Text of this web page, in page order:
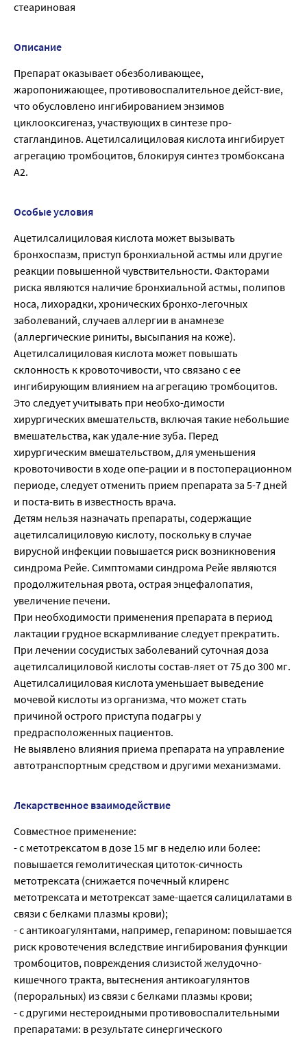
стеариновая
Описание
Препарат оказывает обезболивающее,
жаропонижающее, противовоспалительное дейст-вие,
что обусловлено ингибированием энзимов
циклооксигеназ, участвующих в синтезе про-
стагландинов. Ацетилсалициловая кислота ингибирует
агрегацию тромбоцитов, блокируя синтез тромбоксана
А2.
Особые условия
Ацетилсалициловая кислота может вызывать
бронхоспазм, приступ бронхиальной астмы или другие
реакции повышенной чувствительности. Факторами
риска являются наличие бронхиальной астмы, полипов
носа, лихорадки, хронических бронхо-легочных
заболеваний, случаев аллергии в анамнезе
(аллергические риниты, высыпания на коже).
Ацетилсалициловая кислота может повышать
склонность к кровоточивости, что связано с ее
ингибирующим влиянием на агрегацию тромбоцитов.
Это следует учитывать при необхо-димости
хирургических вмешательств, включая такие небольшие
вмешательства, как удале-ние зуба. Перед
хирургическим вмешательством, для уменьшения
кровоточивости в ходе опе-рации и в постоперационном
периоде, следует отменить прием препарата за 5-7 дней
и поста-вить в известность врача.
Детям нельзя назначать препараты, содержащие
ацетилсалициловую кислоту, поскольку в случае
вирусной инфекции повышается риск возникновения
синдрома Рейе. Симптомами синдрома Рейе являются
продолжительная рвота, острая энцефалопатия,
увеличение печени.
При необходимости применения препарата в период
лактации грудное вскармливание следует прекратить.
При лечении сосудистых заболеваний суточная доза
ацетилсалициловой кислоты состав-ляет от 75 до 300 мг.
Ацетилсалициловая кислота уменьшает выведение
мочевой кислоты из организма, что может стать
причиной острого приступа подагры у
предрасположенных пациентов.
Не выявлено влияния приема препарата на управление
автотранспортным средством и другими механизмами.
Лекарственное взаимодействие
Совместное применение:
- с метотрексатом в дозе 15 мг в неделю или более:
повышается гемолитическая цитоток-сичность
метотрексата (снижается почечный клиренс
метотрексата и метотрексат заме-щается салицилатами в
связи с белками плазмы крови);
- с антикоагулянтами, например, гепарином: повышается
риск кровотечения вследствие ингибирования функции
тромбоцитов, повреждения слизистой желудочно-
кишечного тракта, вытеснения антикоагулянтов
(пероральных) из связи с белками плазмы крови;
- с другими нестероидными противовоспалительными
препаратами: в результате синергического